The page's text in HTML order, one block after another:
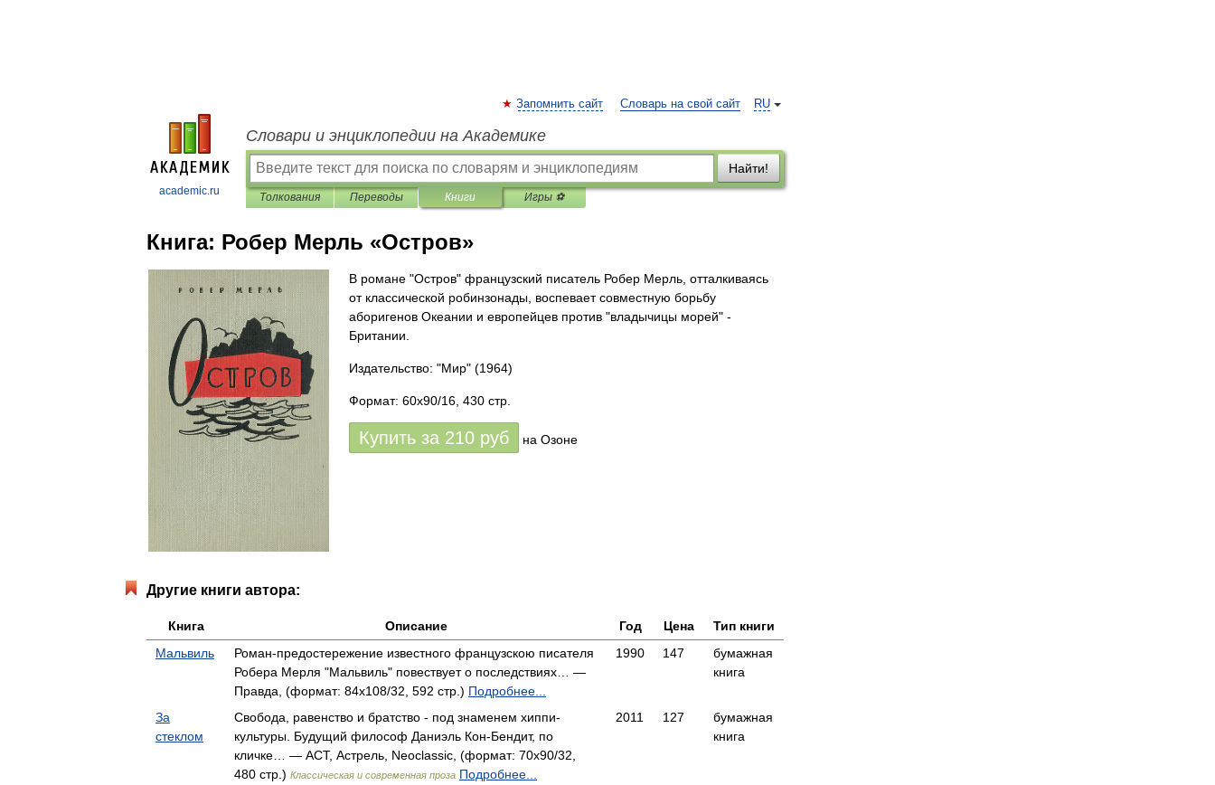
academic.ru
RU
Запомнить сайт Словарь на свой сайт
Словари и энциклопедии на Академике
Найти!
Толкования Переводы Книги Игры ⚽
Книга: Робер Мерль «Остров»
В романе "Остров" французский писатель Робер Мерль, отталкиваясь
от классической робинзонады, воспевает совместную борьбу
аборигенов Океании и европейцев против "владычицы морей" -
Британии.
Издательство: "Мир" (1964)
Формат: 60x90/16, 430 стр.
Купить за 210 руб на Озоне
Другие книги автора:
Книга Описание Год Цена
Тип книги
Мальвиль
Роман-предостережение известного французскою писателя
Робера Мерля "Мальвиль" повествует о последствиях… —
Правда, (формат: 84x108/32, 592 стр.) Подробнее...
1990 147
бумажная
книга
За
стеклом
Свобода, равенство и братство - под знаменем хиппи-
культуры. Будущий философ Даниэль Кон-Бендит, по
кличке… — АСТ, Астрель, Neoclassic, (формат: 70x90/32,
480 стр.) Классическая и современная проза Подробнее...
2011 127
бумажная
книга